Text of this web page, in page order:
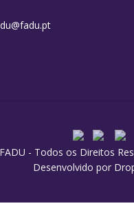
FADU - Todos os Direitos
Desenvolvido por